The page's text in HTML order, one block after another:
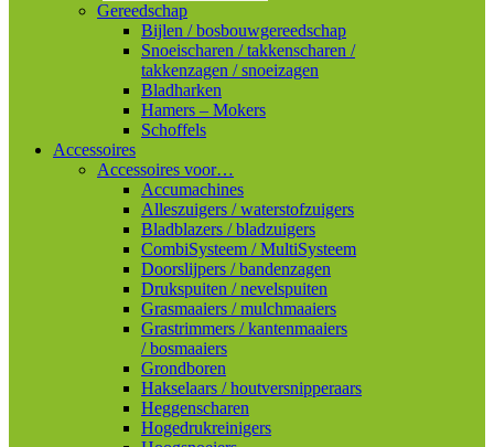
Gereedschap
Bijlen / bosbouwgereedschap
Snoeischaren / takkenscharen /
takkenzagen / snoeizagen
Bladharken
Hamers – Mokers
Schoffels
Accessoires
Accessoires voor…
Accumachines
Alleszuigers / waterstofzuigers
Bladblazers / bladzuigers
CombiSysteem / MultiSysteem
Doorslijpers / bandenzagen
Drukspuiten / nevelspuiten
Grasmaaiers / mulchmaaiers
Grastrimmers / kantenmaaiers
/ bosmaaiers
Grondboren
Hakselaars / houtversnipperaars
Heggenscharen
Hogedrukreinigers